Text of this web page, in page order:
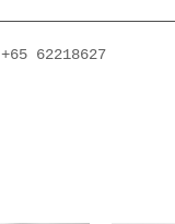
+65 62218627